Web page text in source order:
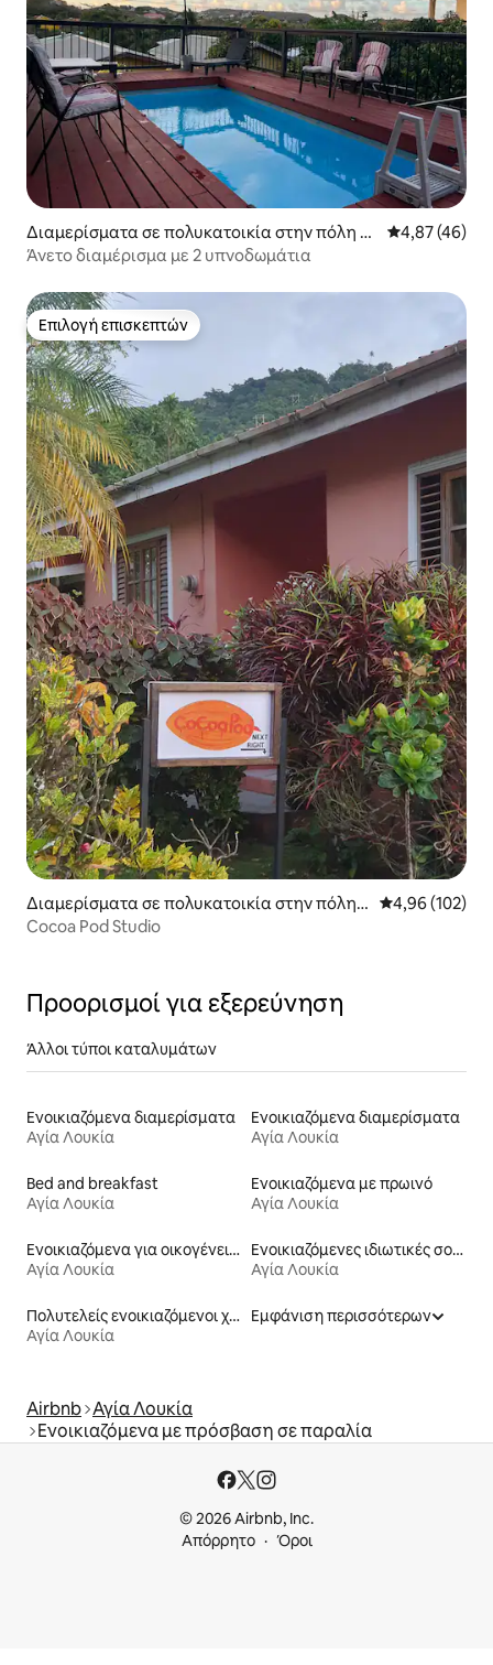
Διαμερίσματα σε πολυκατοικία στην πόλη R
odney Bay
Μέση
4,87 (46)
Άνετο διαμέρισμα με 2 υπνοδωμάτια
Επιλογή επισκεπτών
Επιλογή επισκεπτών
Διαμερίσματα σε πολυκατοικία στην πόλη S
oufriere
Μέση
4,96 (102)
Cocoa Pod Studio
Προορισμοί για εξερεύνηση
Άλλοι τύποι καταλυμάτων
Ενοικιαζόμενα διαμερίσματα
Αγία Λουκία
Ενοικιαζόμενα διαμερίσματα
Αγία Λουκία
Bed and breakfast
Αγία Λουκία
Ενοικιαζόμενα με πρωινό
Αγία Λουκία
Ενοικιαζόμενα για οικογένειες
Αγία Λουκία
Ενοικιαζόμενες ιδιωτικές σουίτες
Αγία Λουκία
Πολυτελείς ενοικιαζόμενοι χώροι
Αγία Λουκία
Εμφάνιση περισσότερων
Airbnb Αγία Λουκία
Ενοικιαζόμενα με πρόσβαση σε παραλία
© 2026 Airbnb, Inc.
Απόρρητο
Όροι